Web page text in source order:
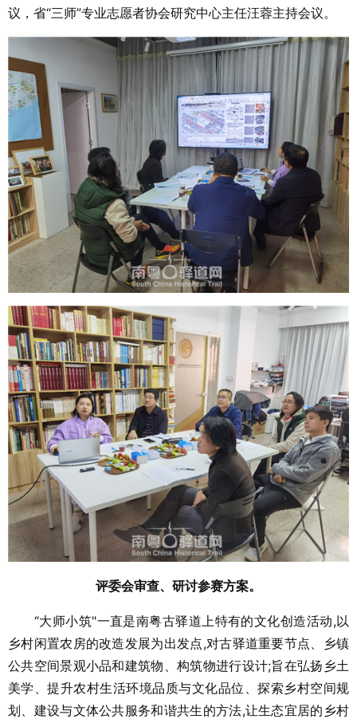
议，省“三师”专业志愿者协会研究中心主任汪蓉主持会议。
评委会审查、研讨参赛方案。
“大师小筑"一直是南粤古驿道上特有的文化创造活动,以
乡村闲置农房的改造发展为出发点,对古驿道重要节点、乡镇
公共空间景观小品和建筑物、构筑物进行设计;旨在弘扬乡土
美学、提升农村生活环境品质与文化品位、探索乡村空间规
划、建设与文体公共服务和谐共生的方法,让生态宜居的乡村